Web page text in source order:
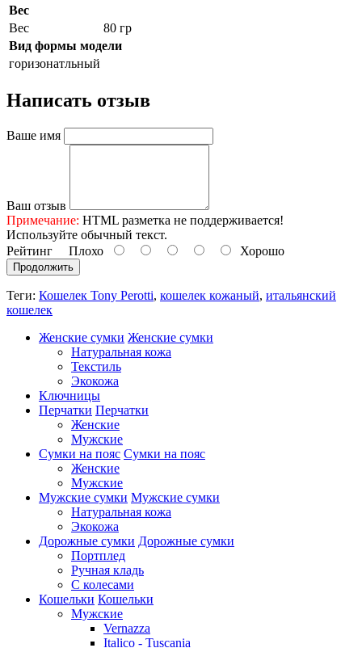
Вес
Вес
80 гр
Вид формы модели
горизонатльный
Написать отзыв
Ваше имя
Ваш отзыв
Примечание: HTML разметка не поддерживается!
Используйте обычный текст.
Рейтинг Плохо Хорошо
Продолжить
Теги: Кошелек Tony Perotti, кошелек кожаный, итальянский
кошелек
Женские сумки Женские сумки
Натуральная кожа
Текстиль
Экокожа
Ключницы
Перчатки Перчатки
Женские
Мужские
Сумки на пояс Сумки на пояс
Женские
Мужские
Мужские сумки Мужские сумки
Натуральная кожа
Экокожа
Дорожные сумки Дорожные сумки
Портплед
Ручная кладь
С колесами
Кошельки Кошельки
Мужские
Vernazza
Italico - Tuscania